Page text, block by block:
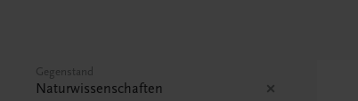
Gegenstand
Naturwissenschaften